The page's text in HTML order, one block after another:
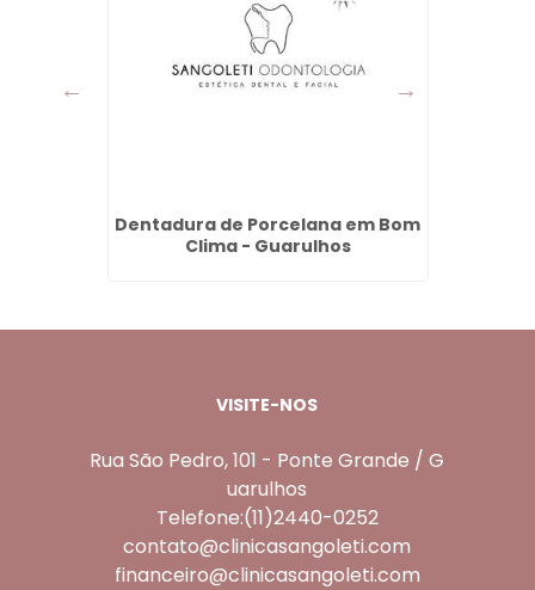
Dentadura de Porcelana em Bom
Clima - Guarulhos
VISITE-NOS
Rua São Pedro, 101 - Ponte Grande / G
uarulhos
Telefone:(11)2440-0252
contato@clinicasangoleti.com
financeiro@clinicasangoleti.com